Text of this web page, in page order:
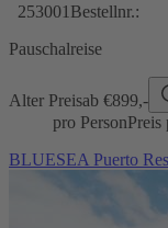
253001 Bestellnr.:
Pauschalreise
Alter Preisab €899,-
pro PersonPreis
BLUESEA Puerto